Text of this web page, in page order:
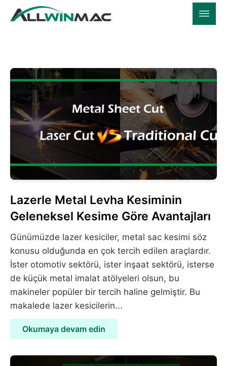
Lazerle Metal Levha Kesiminin
Geleneksel Kesime Göre Avantajları
Günümüzde lazer kesiciler, metal sac kesimi söz
konusu olduğunda en çok tercih edilen araçlardır.
İster otomotiv sektörü, ister inşaat sektörü, isterse
de küçük metal imalat atölyeleri olsun, bu
makineler popüler bir tercih haline gelmiştir. Bu
makalede lazer kesicilerin...
Okumaya devam edin